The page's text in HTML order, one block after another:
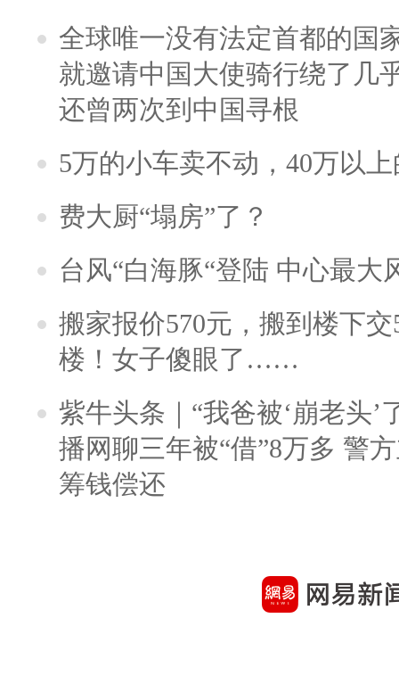
全球唯一没有法定首都的国
就邀请中国大使骑行绕了几
还曾两次到中国寻根
5万的小车卖不动，40万以
费大厨“塌房”了？
台风“白海豚“登陆 中心最大
搬家报价570元，搬到楼下
楼！女子傻眼了……
紫牛头条｜“我爸被‘崩老头’
播网聊三年被“借”8万多 警
筹钱偿还